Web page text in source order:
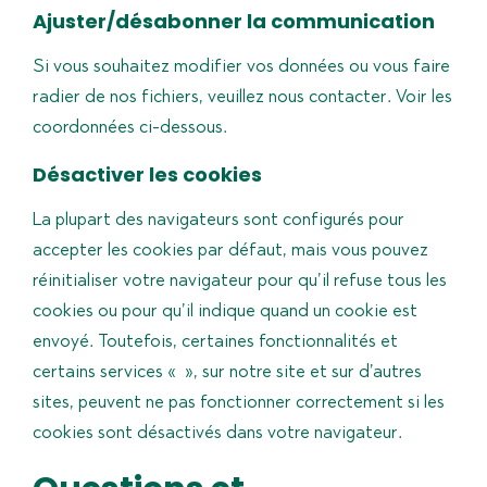
Ajuster/désabonner la communication
Si vous souhaitez modifier vos données ou vous faire
radier de nos fichiers, veuillez nous contacter. Voir les
coordonnées ci-dessous.
Désactiver les cookies
La plupart des navigateurs sont configurés pour
accepter les cookies par défaut, mais vous pouvez
réinitialiser votre navigateur pour qu’il refuse tous les
cookies ou pour qu’il indique quand un cookie est
envoyé. Toutefois, certaines fonctionnalités et
certains services « », sur notre site et sur d’autres
sites, peuvent ne pas fonctionner correctement si les
cookies sont désactivés dans votre navigateur.